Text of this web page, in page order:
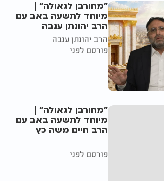
"מחורבן לגאולה" |
מיוחד לתשעה באב עם
הרב יהונתן ענבה
הרב יהונתן ענבה
פורסם לפני
"מחורבן לגאולה" |
מיוחד לתשעה באב עם
הרב חיים משה כץ
פורסם לפני